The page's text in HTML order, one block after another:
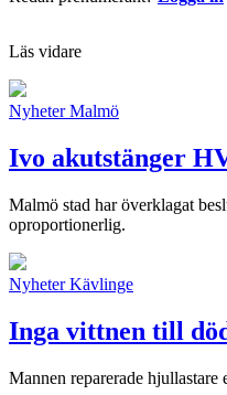
Läs vidare
Nyheter Malmö
Ivo akutstänger
Malmö stad har överklagat
oproportionerlig.
Nyheter Kävlinge
Inga vittnen till
Mannen reparerade hjullastare